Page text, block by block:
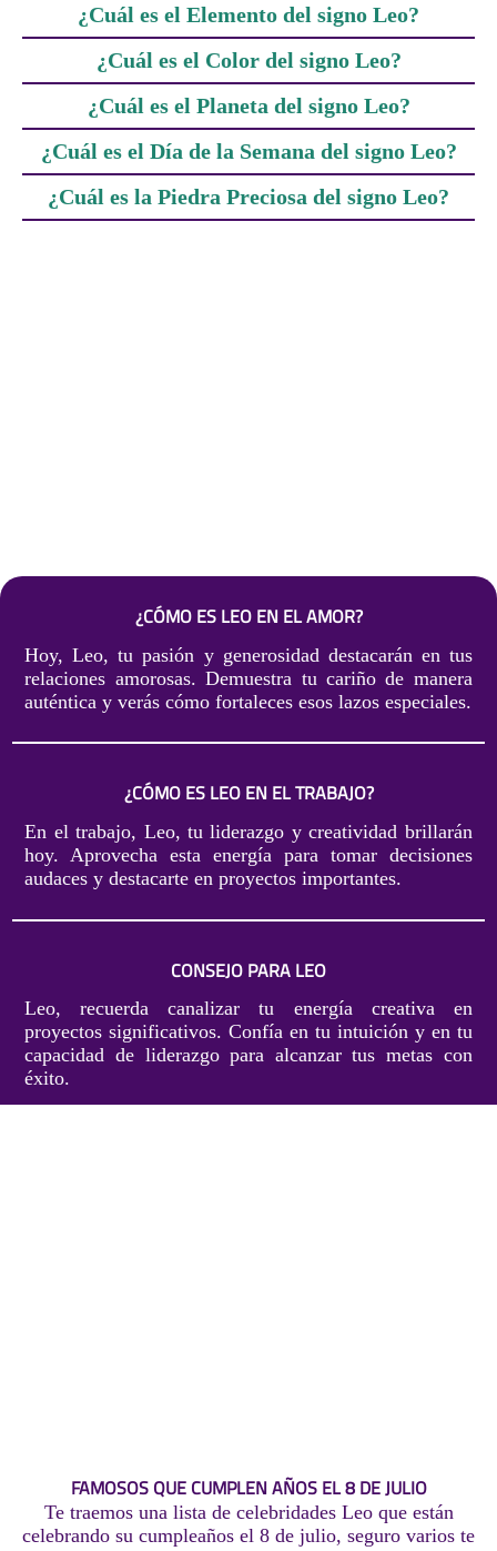
¿Cuál es el Elemento del signo Leo?
¿Cuál es el Color del signo Leo?
¿Cuál es el Planeta del signo Leo?
¿Cuál es el Día de la Semana del signo Leo?
¿Cuál es la Piedra Preciosa del signo Leo?
¿CÓMO ES LEO EN EL AMOR?
Hoy, Leo, tu pasión y generosidad destacarán en tus
relaciones amorosas. Demuestra tu cariño de manera
auténtica y verás cómo fortaleces esos lazos especiales.
¿CÓMO ES LEO EN EL TRABAJO?
En el trabajo, Leo, tu liderazgo y creatividad brillarán
hoy. Aprovecha esta energía para tomar decisiones
audaces y destacarte en proyectos importantes.
CONSEJO PARA LEO
Leo, recuerda canalizar tu energía creativa en
proyectos significativos. Confía en tu intuición y en tu
capacidad de liderazgo para alcanzar tus metas con
éxito.
FAMOSOS QUE CUMPLEN AÑOS EL 8 DE JULIO
Te traemos una lista de celebridades Leo que están
celebrando su cumpleaños el 8 de julio, seguro varios te